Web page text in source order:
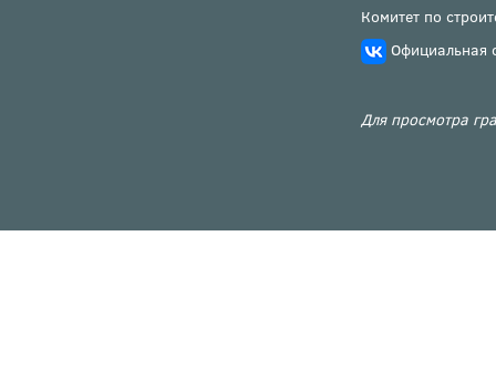
Комитет по
Официальная
Для просмотра